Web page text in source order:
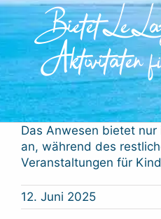
Bietet Le
Aktivitäten
Das Anwesen bietet
an, während des
Veranstaltungen für
12. Juni 2025